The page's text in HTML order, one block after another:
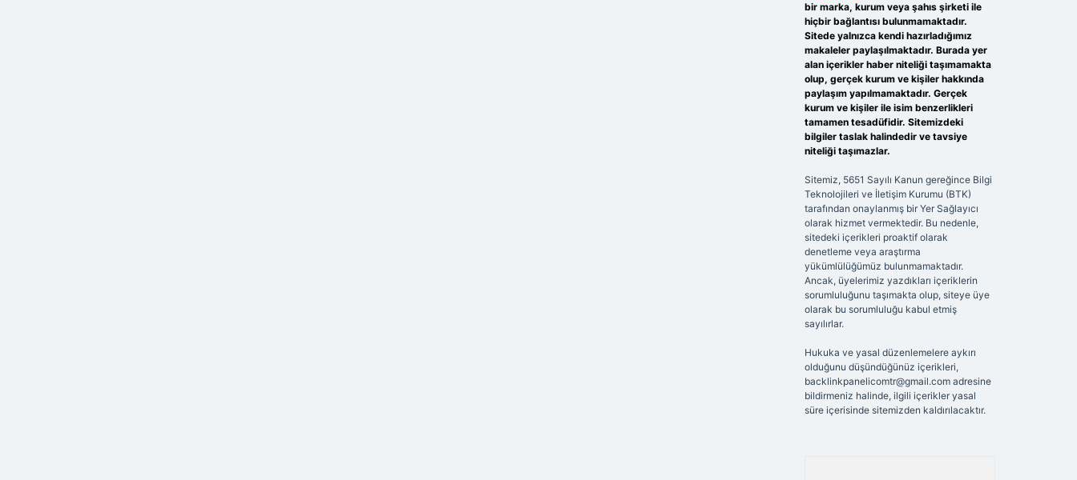
bir marka, kurum veya şahıs şirketi ile
hiçbir bağlantısı bulunmamaktadır.
Sitede yalnızca kendi hazırladığımız
makaleler paylaşılmaktadır. Burada yer
alan içerikler haber niteliği taşımamakta
olup, gerçek kurum ve kişiler hakkında
paylaşım yapılmamaktadır. Gerçek
kurum ve kişiler ile isim benzerlikleri
tamamen tesadüfidir. Sitemizdeki
bilgiler taslak halindedir ve tavsiye
niteliği taşımazlar.
Sitemiz, 5651 Sayılı Kanun gereğince Bilgi
Teknolojileri ve İletişim Kurumu (BTK)
tarafından onaylanmış bir Yer Sağlayıcı
olarak hizmet vermektedir. Bu nedenle,
sitedeki içerikleri proaktif olarak
denetleme veya araştırma
yükümlülüğümüz bulunmamaktadır.
Ancak, üyelerimiz yazdıkları içeriklerin
sorumluluğunu taşımakta olup, siteye üye
olarak bu sorumluluğu kabul etmiş
sayılırlar.
Hukuka ve yasal düzenlemelere aykırı
olduğunu düşündüğünüz içerikleri,
backlinkpanelicomtr@gmail.comadresine
bildirmeniz halinde, ilgili içerikler yasal
süre içerisinde sitemizden kaldırılacaktır.